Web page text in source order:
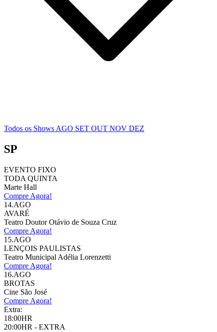
Todos os Shows AGO SET OUT NOV DEZ
SP
EVENTO FIXO
TODA QUINTA
Marte Hall
Compre Agora!
14.AGO
AVARÉ
Teatro Doutor Otávio de Souza Cruz
Compre Agora!
15.AGO
LENÇOIS PAULISTAS
Teatro Municipal Adélia Lorenzetti
Compre Agora!
16.AGO
BROTAS
Cine São José
Compre Agora!
Extra:
18:00HR
20:00HR - EXTRA